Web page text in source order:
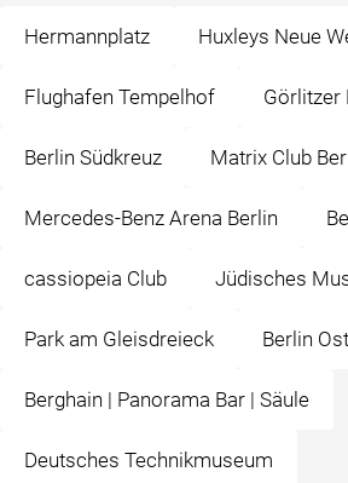
Hermannplatz Huxleys Neue
Flughafen Tempelhof Görlitzer
Berlin Südkreuz Matrix Club
Mercedes-Benz Arena Berlin
cassiopeia Club Jüdisches
Park am Gleisdreieck Berlin
Berghain | Panorama Bar | Säule
Deutsches Technikmuseum